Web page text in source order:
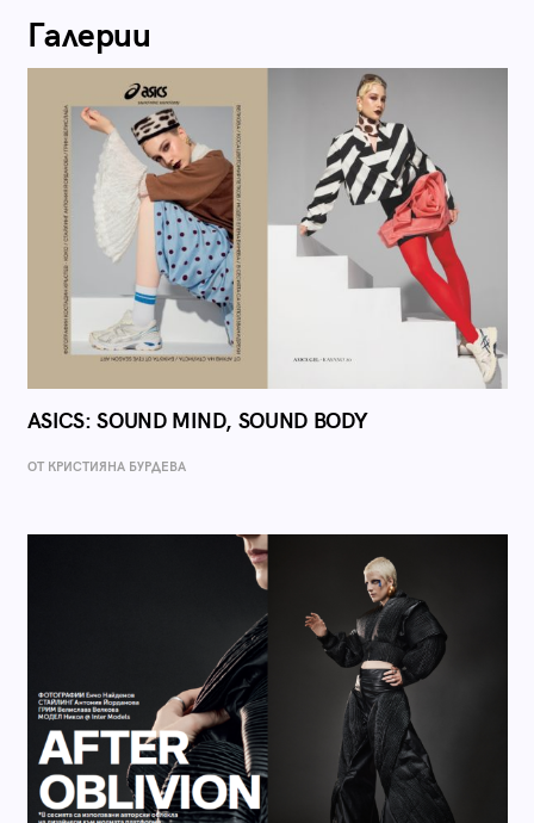
Галерии
ASICS: SOUND MIND, SOUND BODY
ОТ КРИСТИЯНА БУРДЕВА